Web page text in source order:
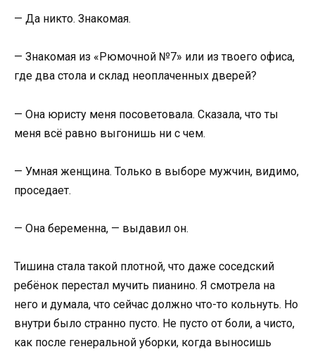
— Да никто. Знакомая.
— Знакомая из «Рюмочной №7» или из твоего офиса,
где два стола и склад неоплаченных дверей?
— Она юристу меня посоветовала. Сказала, что ты
меня всё равно выгонишь ни с чем.
— Умная женщина. Только в выборе мужчин, видимо,
проседает.
— Она беременна, — выдавил он.
Тишина стала такой плотной, что даже соседский
ребёнок перестал мучить пианино. Я смотрела на
него и думала, что сейчас должно что-то кольнуть. Но
внутри было странно пусто. Не пусто от боли, а чисто,
как после генеральной уборки, когда выносишь